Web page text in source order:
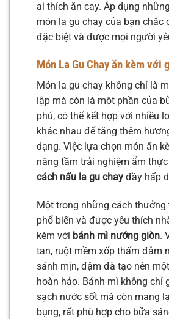
ai thích ăn cay. Áp dụng
món la gu chay của bạn chắc
đặc biệt và được mọi người
Món La Gu Chay ăn kèm với
Món la gu chay không chỉ là
lập mà còn là một phần của
phú, có thể kết hợp với nhiều
khác nhau để tăng thêm
dạng. Việc lựa chọn món ăn
nâng tầm trải nghiệm ẩm
cách nấu la gu chay đầy hấp
Một trong những cách
phổ biến và được yêu thích
kèm với bánh mì nướng giòn.
tan, ruột mềm xốp thấm đẫm
sánh mịn, đậm đà tạo nên
hoàn hảo. Bánh mì không chỉ
sạch nước sốt mà còn mang
bụng, rất phù hợp cho bữa